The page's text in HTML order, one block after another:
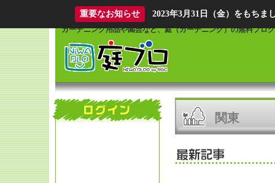
重要なお知らせ 2023年3月31日（金）をもちま
What is Niwablo?
ガーデニング用品や園芸など、庭（ガーデニング）の無料ブロ
関東